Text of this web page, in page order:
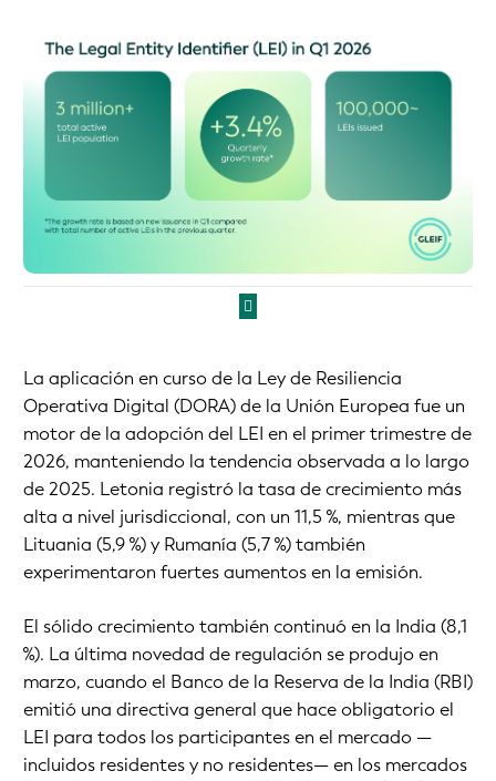
La aplicación en curso de la Ley de Resiliencia
Operativa Digital (DORA) de la Unión Europea fue un
motor de la adopción del LEI en el primer trimestre de
2026, manteniendo la tendencia observada a lo largo
de 2025. Letonia registró la tasa de crecimiento más
alta a nivel jurisdiccional, con un 11,5 %, mientras que
Lituania (5,9 %) y Rumanía (5,7 %) también
experimentaron fuertes aumentos en la emisión.
El sólido crecimiento también continuó en la India (8,1
%). La última novedad de regulación se produjo en
marzo, cuando el Banco de la Reserva de la India (RBI)
emitió una directiva general que hace obligatorio el
LEI para todos los participantes en el mercado —
incluidos residentes y no residentes— en los mercados